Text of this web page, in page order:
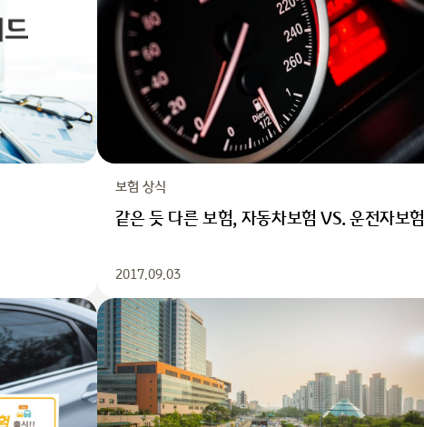
보험 상식
같은 듯 다른 보험, 자동차보험 VS. 운전자보험
2017.09.03